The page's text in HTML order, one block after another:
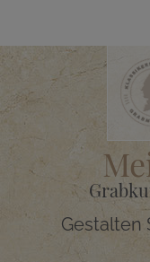
Gestalten